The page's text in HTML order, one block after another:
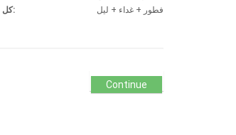
كل:
فطور + غداء + ليل
Continue